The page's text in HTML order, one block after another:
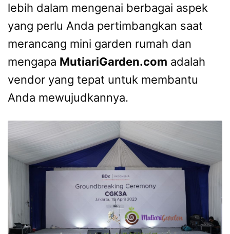
lebih dalam mengenai berbagai aspek
yang perlu Anda pertimbangkan saat
merancang mini garden rumah dan
mengapa MutiariGarden.com adalah
vendor yang tepat untuk membantu
Anda mewujudkannya.